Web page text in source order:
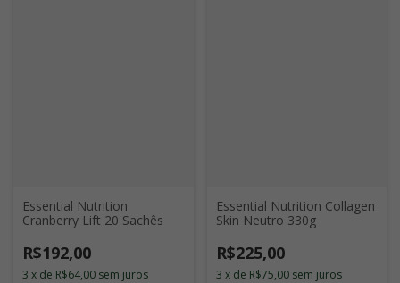
Essential Nutrition
Cranberry Lift 20 Sachês
R$192,00
3 x de R$64,00 sem juros
Essential Nutrition Collagen
Skin Neutro 330g
R$225,00
3 x de R$75,00 sem juros